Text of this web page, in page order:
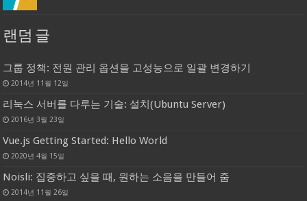
랜덤 글
그룹 정책: 전원 관리 옵션을 고성능으로 일괄 변경하기
2014년 11월 12일
리눅스 서버를 다루는 기술: 설치(Ubuntu Server)
2016년 3월 23일
Vue.js Getting Started: Hello World
2020년 4월 15일
Noisli: 집중하고 싶을 때, 원하는 소음을 만들어 줌
2014년 11월 26일